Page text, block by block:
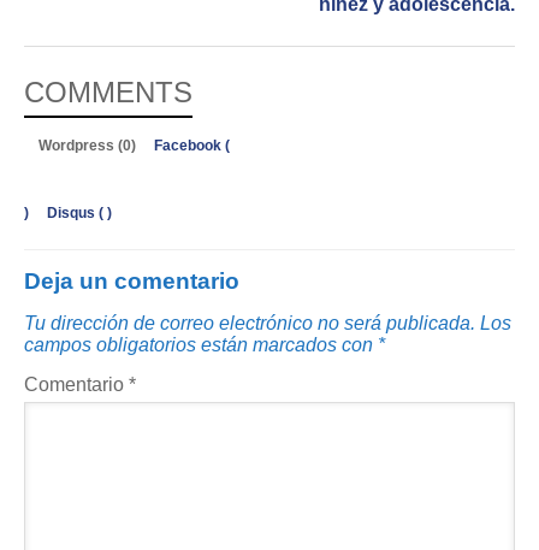
COMMENTS
Wordpress (0) Facebook (
) Disqus ( )
Deja un comentario
Tu dirección de correo electrónico no será publicada. Los
campos obligatorios están marcados con *
Comentario *